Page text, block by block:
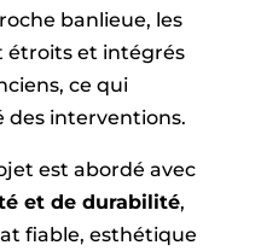
banlieue, les
étroits et intégrés
ce qui
interventions.
est abordé avec
et de durabilité,
fiable, esthétique